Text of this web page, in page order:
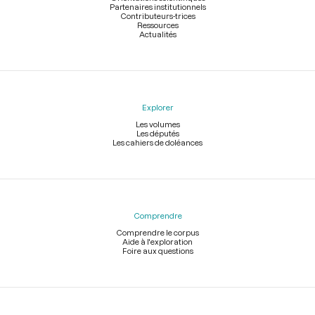
Partenaires institutionnels
Contributeurs-trices
Ressources
Actualités
Explorer
Les volumes
Les députés
Les cahiers de doléances
Comprendre
Comprendre le corpus
Aide à l'exploration
Foire aux questions